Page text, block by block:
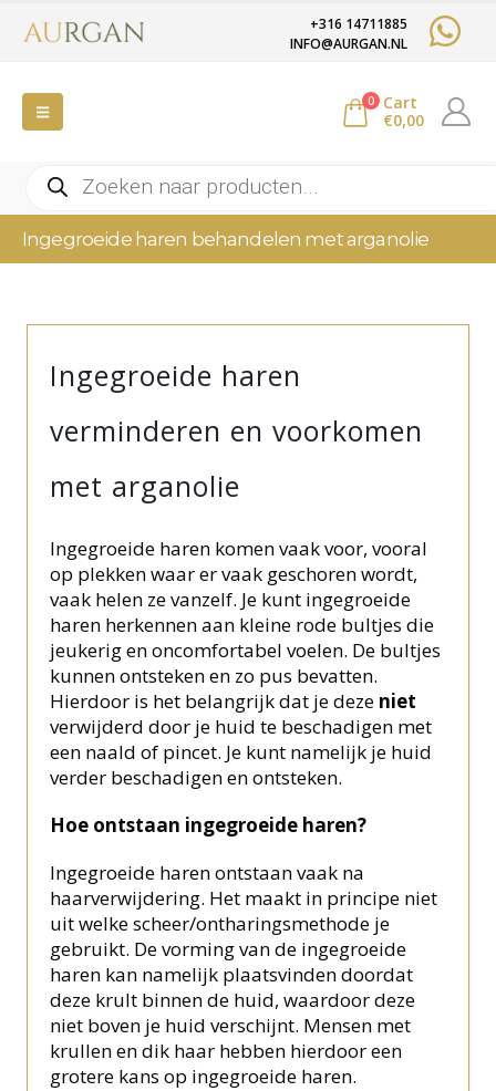
+316 14711885
INFO@AURGAN.NL
0
Cart
€0,00
Producten
zoeken
Ingegroeide haren behandelen met arganolie
Ingegroeide haren
verminderen en voorkomen
met arganolie
Ingegroeide haren komen vaak voor, vooral
op plekken waar er vaak geschoren wordt,
vaak helen ze vanzelf. Je kunt ingegroeide
haren herkennen aan kleine rode bultjes die
jeukerig en oncomfortabel voelen. De bultjes
kunnen ontsteken en zo pus bevatten.
Hierdoor is het belangrijk dat je deze niet
verwijderd door je huid te beschadigen met
een naald of pincet. Je kunt namelijk je huid
verder beschadigen en ontsteken.
Hoe ontstaan ingegroeide haren?
Ingegroeide haren ontstaan vaak na
haarverwijdering. Het maakt in principe niet
uit welke scheer/ontharingsmethode je
gebruikt. De vorming van de ingegroeide
haren kan namelijk plaatsvinden doordat
deze krult binnen de huid, waardoor deze
niet boven je huid verschijnt. Mensen met
krullen en dik haar hebben hierdoor een
grotere kans op ingegroeide haren.